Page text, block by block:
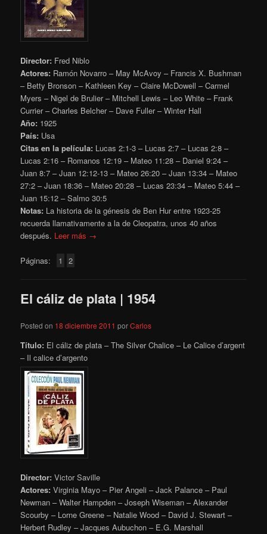
Director: Fred Niblo
Actores: Ramón Novarro – May McAvoy – Francis X. Bushman
– Betty Bronson – Kathleen Key – Claire McDowell – Carmel
Myers – Nigel de Brulier – Mitchell Lewis – Leo White – Frank
Currier – Charles Belcher – Dave Fuller – Winter Hall
Año: 1925
País: Usa
Citas en la película: Lucas 2:1-3 – Lucas 2:7 – Lucas 2:8 –
Lucas 2:16 – Romanos 12:19 – Mateo 11:28 – Daniel 9:24 –
Juan 8:7 – Juan 12:12-13 – Mateo 26:20 – Juan 13:34 – Mateo
27:2 – Juan 18:36 – Mateo 20:28 – Lucas 23:34 – Mateo 5:44 –
Juan 15:12 – Salmo 30:5
Notas: La historia de la génesis de Ben Hur entre 1923-25
recuerda llamativamente a la de Cleopatra, unos 40 años
después. Leer más →
Páginas: 1 2
El cáliz de plata | 1954
Posted on 18 diciembre 2011 porCarlos
Título: El cáliz de plata – The Silver Chalice – Le Calice d’argent
– Il calice d’argento
Director: Victor Saville
Actores: Virginia Mayo – Pier Angeli – Jack Palance – Paul
Newman – Walter Hampden – Joseph Wiseman – Alexander
Scourby – Lorne Greene – Natalie Wood – David J. Stewart –
Herbert Rudley – Jacques Aubuchon – E.G. Marshall